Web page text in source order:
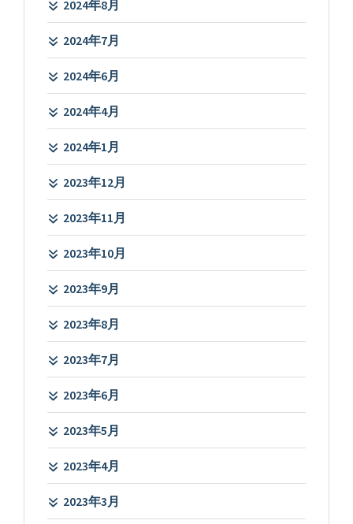
2024年8月
2024年7月
2024年6月
2024年4月
2024年1月
2023年12月
2023年11月
2023年10月
2023年9月
2023年8月
2023年7月
2023年6月
2023年5月
2023年4月
2023年3月